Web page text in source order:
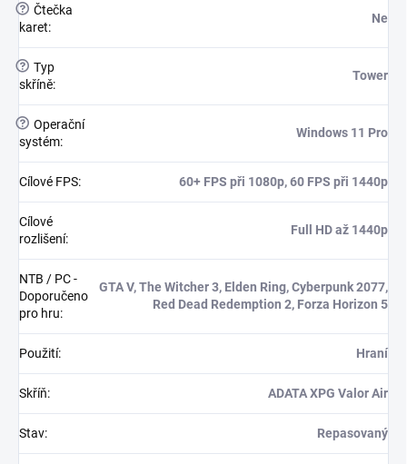
? Čtečka
karet:
Ne
? Typ
skříně:
Tower
? Operační
systém:
Windows 11 Pro
Cílové FPS: 60+ FPS při 1080p, 60 FPS při 1440p
Cílové
rozlišení:
Full HD až 1440p
NTB / PC -
Doporučeno
pro hru:
GTA V, The Witcher 3, Elden Ring, Cyberpunk 2077,
Red Dead Redemption 2, Forza Horizon 5
Použití: Hraní
Skříň: ADATA XPG Valor Air
Stav: Repasovaný